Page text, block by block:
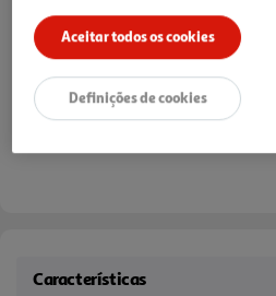
29,99 €
Receba em casa a 10/08/2026, se
1hRecolha em loja Express*
3h
Recolha Drive*
Características
Aceitar todos os cookies
Definições de cookies